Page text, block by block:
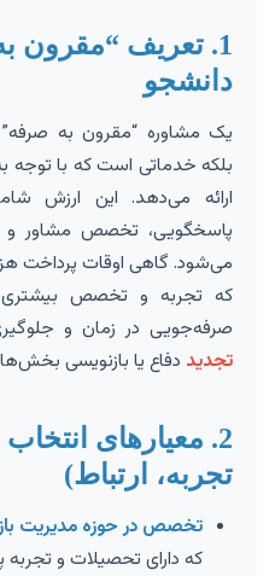
1. تعریف “مقرون
دانشجو
یک مشاوره “مقرون به صرفه”
بلکه خدماتی است که با توجه
ارائه می‌دهد. این ارزش
پاسخگویی، تخصص مشاور و
می‌شود. گاهی اوقات پرداخت
که تجربه و تخصص بیشتری
صرفه‌جویی در زمان و
تجدید دفاع یا بازنویسی
2. معیارهای
تجربه، ارتباط)
تخصص در حوزه مدیریت
که دارای تحصیلات و